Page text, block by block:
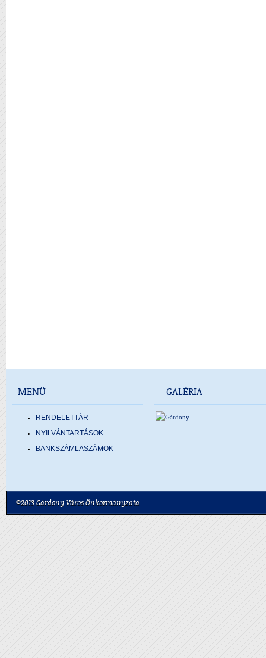
MENÜ
RENDELETTÁR
NYILVÁNTARTÁSOK
BANKSZÁMLASZÁMOK
GALÉRIA
©2013 Gárdony Város Önkormányzata